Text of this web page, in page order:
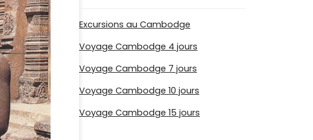
Excursions au Cambodge
Voyage Cambodge 4 jours
Voyage Cambodge 7 jours
Voyage Cambodge 10 jours
Voyage Cambodge 15 jours